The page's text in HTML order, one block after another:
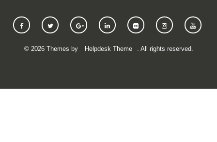
© 2026Themes by Helpdesk Theme . All rights reserved.